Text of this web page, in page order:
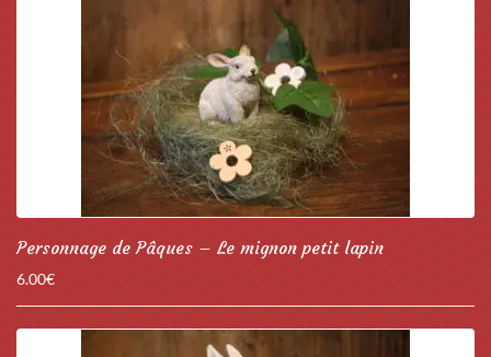
Personnage de Pâques – Le mignon petit lapin
6.00€